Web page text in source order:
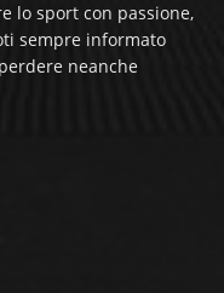
lo sport con passione,
sempre informato
neanche